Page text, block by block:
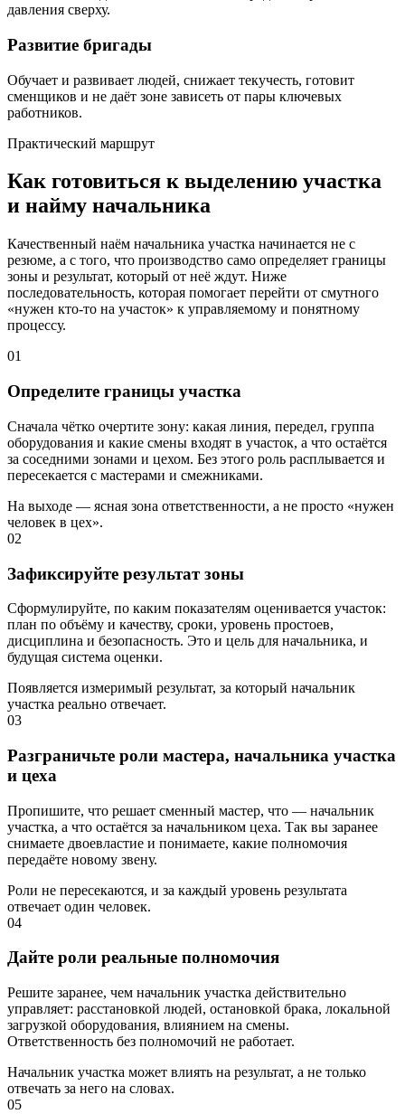
давления сверху.
Развитие бригады
Обучает и развивает людей, снижает текучесть, готовит
сменщиков и не даёт зоне зависеть от пары ключевых
работников.
Практический маршрут
Как готовиться к выделению участка
и найму начальника
Качественный наём начальника участка начинается не с
резюме, а с того, что производство само определяет границы
зоны и результат, который от неё ждут. Ниже
последовательность, которая помогает перейти от смутного
«нужен кто-то на участок» к управляемому и понятному
процессу.
01
Определите границы участка
Сначала чётко очертите зону: какая линия, передел, группа
оборудования и какие смены входят в участок, а что остаётся
за соседними зонами и цехом. Без этого роль расплывается и
пересекается с мастерами и смежниками.
На выходе — ясная зона ответственности, а не просто «нужен
человек в цех».
02
Зафиксируйте результат зоны
Сформулируйте, по каким показателям оценивается участок:
план по объёму и качеству, сроки, уровень простоев,
дисциплина и безопасность. Это и цель для начальника, и
будущая система оценки.
Появляется измеримый результат, за который начальник
участка реально отвечает.
03
Разграничьте роли мастера, начальника участка
и цеха
Пропишите, что решает сменный мастер, что — начальник
участка, а что остаётся за начальником цеха. Так вы заранее
снимаете двоевластие и понимаете, какие полномочия
передаёте новому звену.
Роли не пересекаются, и за каждый уровень результата
отвечает один человек.
04
Дайте роли реальные полномочия
Решите заранее, чем начальник участка действительно
управляет: расстановкой людей, остановкой брака, локальной
загрузкой оборудования, влиянием на смены.
Ответственность без полномочий не работает.
Начальник участка может влиять на результат, а не только
отвечать за него на словах.
05